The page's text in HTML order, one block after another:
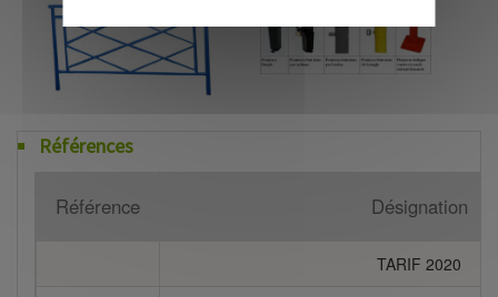
Références
Référence Désignation
TARIF 2020